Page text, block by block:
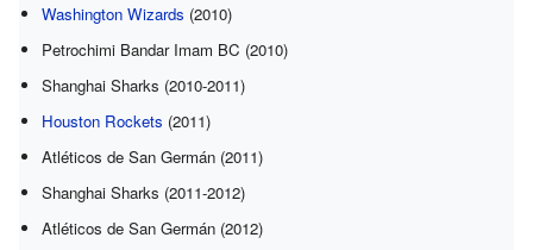
Washington Wizards (2010)
Petrochimi Bandar Imam BC (2010)
Shanghai Sharks (2010-2011)
Houston Rockets (2011)
Atléticos de San Germán (2011)
Shanghai Sharks (2011-2012)
Atléticos de San Germán (2012)